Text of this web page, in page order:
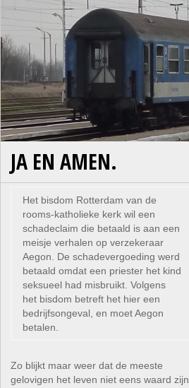
JA EN AMEN.
Het bisdom Rotterdam van de
rooms-katholieke kerk wil een
schadeclaim die betaald is aan een
meisje verhalen op verzekeraar
Aegon. De schadevergoeding werd
betaald omdat een priester het kind
seksueel had misbruikt. Volgens
het bisdom betreft het hier een
bedrijfsongeval, en moet Aegon
betalen.
Zo blijkt maar weer dat de meeste
gelovigen het leven niet eens waard zijn.